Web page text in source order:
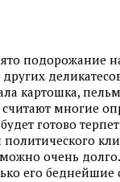
подорожание
картошка,
считают многие
готово
очень
его беднейшие